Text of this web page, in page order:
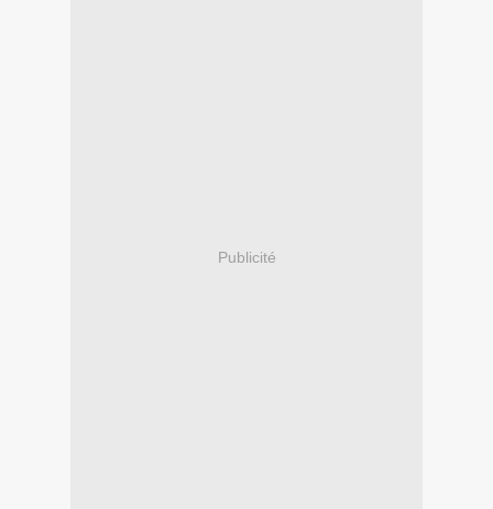
Publicité